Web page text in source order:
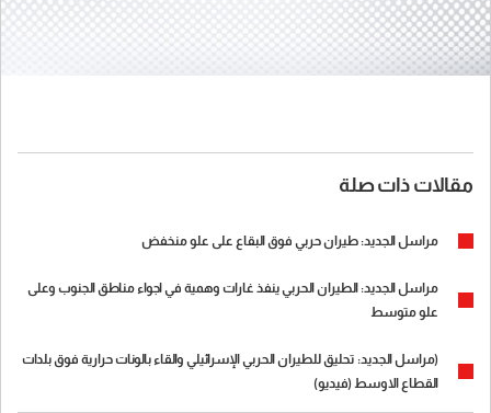
مقالات ذات صلة
مراسل الجديد: طيران حربي فوق البقاع على علو منخفض
مراسل الجديد: الطيران الحربي ينفذ غارات وهمية في اجواء مناطق الجنوب وعلى
علو متوسط
(مراسل الجديد: تحليق للطيران الحربي الإسرائيلي والقاء بالونات حرارية فوق بلدات
القطاع الاوسط (فيديو)